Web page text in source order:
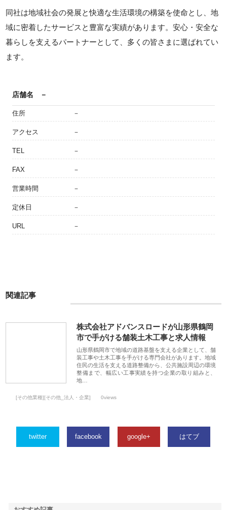
同社は地域社会の発展と快適な生活環境の構築を使命とし、地
域に密着したサービスと豊富な実績があります。安心・安全な
暮らしを支えるパートナーとして、多くの皆さまに選ばれてい
ます。
店舗名 －
住所 －
アクセス －
TEL －
FAX －
営業時間 －
定休日 －
URL －
関連記事
株式会社アドバンスロードが山形県鶴岡
市で手がける舗装土木工事と求人情報
山形県鶴岡市で地域の道路基盤を支える企業として、舗
装工事や土木工事を手がける専門会社があります。地域
住民の生活を支える道路整備から、公共施設周辺の環境
整備まで、幅広い工事実績を持つ企業の取り組みと、
地…
[その他業種][その他_法人・企業] 0views
twitter facebook google+ はてブ